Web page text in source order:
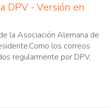
DPV - Versión en
la Asociación Alemana de
los correos
regularmente por DPV,